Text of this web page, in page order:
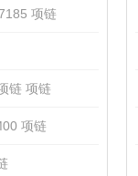
项链
链 项链
项链